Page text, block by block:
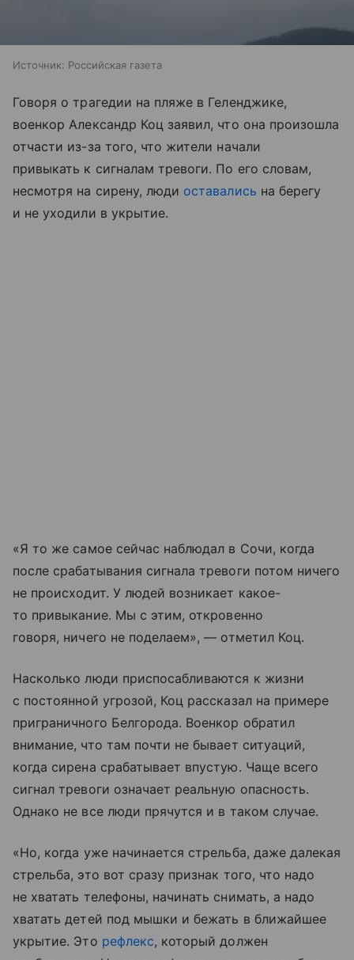
Источник: Российская газета
Говоря о трагедии на пляже в Геленджике,
военкор Александр Коц заявил, что она произошла
отчасти из-за того, что жители начали
привыкать к сигналам тревоги. По его словам,
несмотря на сирену, люди оставались на берегу
и не уходили в укрытие.
«Я то же самое сейчас наблюдал в Сочи, когда
после срабатывания сигнала тревоги потом ничего
не происходит. У людей возникает какое-
то привыкание. Мы с этим, откровенно
говоря, ничего не поделаем», — отметил Коц.
Насколько люди приспосабливаются к жизни
с постоянной угрозой, Коц рассказал на примере
приграничного Белгорода. Военкор обратил
внимание, что там почти не бывает ситуаций,
когда сирена срабатывает впустую. Чаще всего
сигнал тревоги означает реальную опасность.
Однако не все люди прячутся и в таком случае.
«Но, когда уже начинается стрельба, даже далекая
стрельба, это вот сразу признак того, что надо
не хватать телефоны, начинать снимать, а надо
хватать детей под мышки и бежать в ближайшее
укрытие. Это рефлекс, который должен